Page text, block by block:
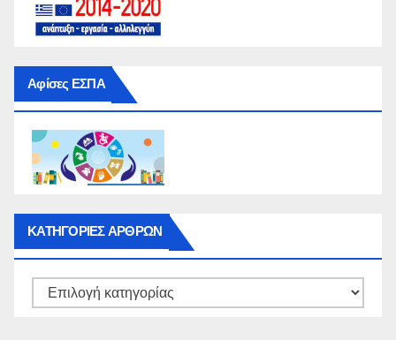
Αφίσες ΕΣΠΑ
ΚΑΤΗΓΟΡΙΕΣ ΑΡΘΡΩΝ
ΚΑΤΗΓΟΡΙΕΣ